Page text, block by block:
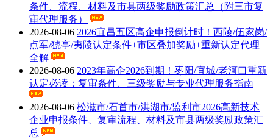
条件、流程、材料及市县两级奖励政策汇总（附三市复
审代理服务）
2026-08-06 2026宜昌五区高企申报倒计时！西陵/伍家岗/
点军/猇亭/夷陵认定条件+市区叠加奖励+重新认定代理
全解
2026-08-06 2023年高企2026到期！枣阳/宜城/老河口重新
认定必读：复审条件、三级奖励与专业代理服务指南
2026-08-06 松滋市/石首市/洪湖市/监利市2026高新技术
企业申报条件、复审流程、材料及市县两级奖励政策汇
总